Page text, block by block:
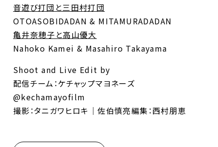
音遊び打団と三田村打団
OTOASOBIDADAN & MITAMURADADAN
亀井奈穂子と高山優大
Nahoko Kamei & Masahiro Takayama
Shoot and Live Edit by
配信チーム：ケチャップマヨネーズ
@kechamayofilm
撮影：タニガワヒロキ｜佐伯慎亮編集：西村朋恵